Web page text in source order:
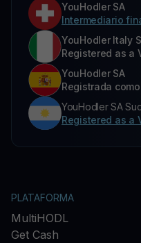
YouHodler SA
Intermediario
YouHodler Italy
Registered as a
YouHodler SA
Registrada
YouHodler SA
Registered as a
PLATAFORMA
MultiHODL
Get Cash